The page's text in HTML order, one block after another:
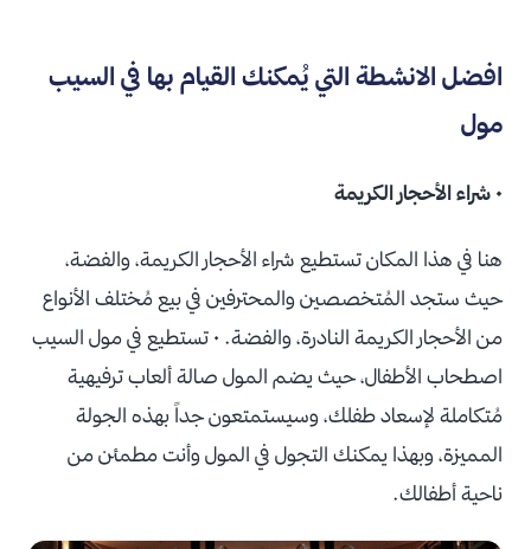
افضل الانشطة التي يُمكنك القيام بها في السيب
مول
• شراء الأحجار الكريمة
هنا في هذا المكان تستطيع شراء الأحجار الكريمة، والفضة،
حيث ستجد المُتخصصين والمحترفين في بيع مُختلف الأنواع
من الأحجار الكريمة النادرة، والفضة. • تستطيع في مول السيب
اصطحاب الأطفال، حيث يضم المول صالة ألعاب ترفيهية
مُتكاملة لإسعاد طفلك، وسيستمتعون جداً بهذه الجولة
المميزة، وبهذا يمكنك التجول في المول وأنت مطمئن من
ناحية أطفالك.